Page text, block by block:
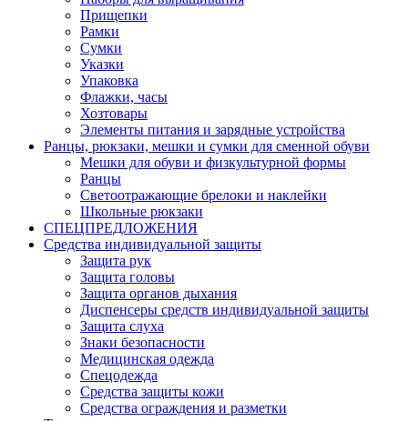
Прищепки
Рамки
Сумки
Указки
Упаковка
Флажки, часы
Хозтовары
Элементы питания и зарядные устройства
Ранцы, рюкзаки, мешки и сумки для сменной обуви
Мешки для обуви и физкультурной формы
Ранцы
Светоотражающие брелоки и наклейки
Школьные рюкзаки
СПЕЦПРЕДЛОЖЕНИЯ
Средства индивидуальной защиты
Защита рук
Защита головы
Защита органов дыхания
Диспенсеры средств индивидуальной защиты
Защита слуха
Знаки безопасности
Медицинская одежда
Спецодежда
Средства защиты кожи
Средства ограждения и разметки